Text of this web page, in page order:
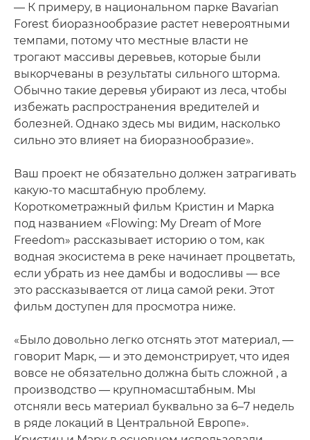
— К примеру, в национальном парке Bavarian
Forest биоразнообразие растет невероятными
темпами, потому что местные власти не
трогают массивы деревьев, которые были
выкорчеваны в результаты сильного шторма.
Обычно такие деревья убирают из леса, чтобы
избежать распространения вредителей и
болезней. Однако здесь мы видим, насколько
сильно это влияет на биоразнообразие».
Ваш проект не обязательно должен затрагивать
какую-то масштабную проблему.
Короткометражный фильм Кристин и Марка
под названием «Flowing: My Dream of More
Freedom» рассказывает историю о том, как
водная экосистема в реке начинает процветать,
если убрать из нее дамбы и водосливы — все
это рассказывается от лица самой реки. Этот
фильм доступен для просмотра ниже.
«Было довольно легко отснять этот материал, —
говорит Марк, — и это демонстрирует, что идея
вовсе не обязательно должна быть сложной , а
производство — крупномасштабным. Мы
отсняли весь материал буквально за 6–7 недель
в ряде локаций в Центральной Европе».